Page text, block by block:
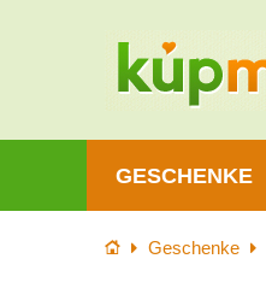
GESCHENKE
StartseiteGeschenke